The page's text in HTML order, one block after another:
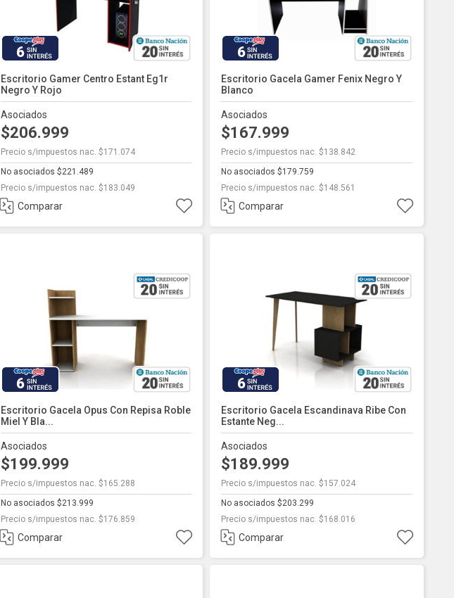
6
Escritorio Gamer Centro Estant Eg1r
Negro Y Rojo
Asociados
$206.999
Precio s/impuestos nac. $171.074
No asociados $221.489
Precio s/impuestos nac. $183.049
Comparar
6
Escritorio Gacela Gamer Fenix Negro Y
Blanco
Asociados
$167.999
Precio s/impuestos nac. $138.842
No asociados $179.759
Precio s/impuestos nac. $148.561
Comparar
6
Escritorio Gacela Opus Con Repisa Roble
Miel Y Bla...
Asociados
$199.999
Precio s/impuestos nac. $165.288
No asociados $213.999
Precio s/impuestos nac. $176.859
Comparar
6
Escritorio Gacela Escandinava Ribe Con
Estante Neg...
Asociados
$189.999
Precio s/impuestos nac. $157.024
No asociados $203.299
Precio s/impuestos nac. $168.016
Comparar